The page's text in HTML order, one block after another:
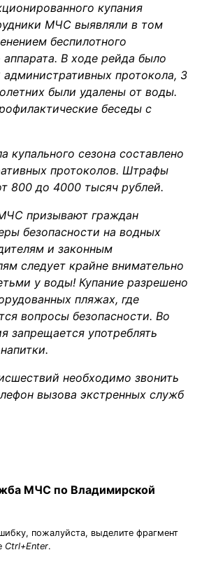
купания
МЧС выявляли в том
беспилотного
аппарата. В ходе рейда было
административных протокола, 3
были удалены от воды.
беседы с
купального сезона составлено
протоколов. Штрафы
800 до 4000 тысяч рублей.
призывают граждан
безопасности на водных
и законным
следует крайне внимательно
у воды! Купание разрешено
пляжах, где
вопросы безопасности. Во
запрещается употреблять
необходимо звонить
вызова экстренных служб
МЧС по Владимирской
пожалуйста, выделите фрагмент
Ctrl+Enter.